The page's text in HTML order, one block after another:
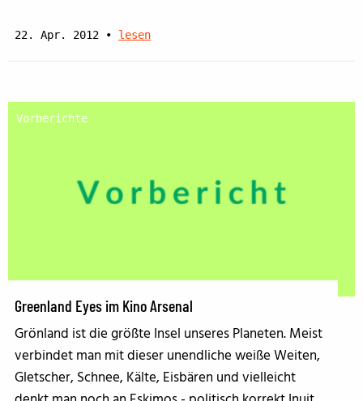
22. Apr. 2012 • lesen
Vorberichte
Greenland Eyes im Kino Arsenal
Grönland ist die größte Insel unseres Planeten. Meist
verbindet man mit dieser unendliche weiße Weiten,
Gletscher, Schnee, Kälte, Eisbären und vielleicht